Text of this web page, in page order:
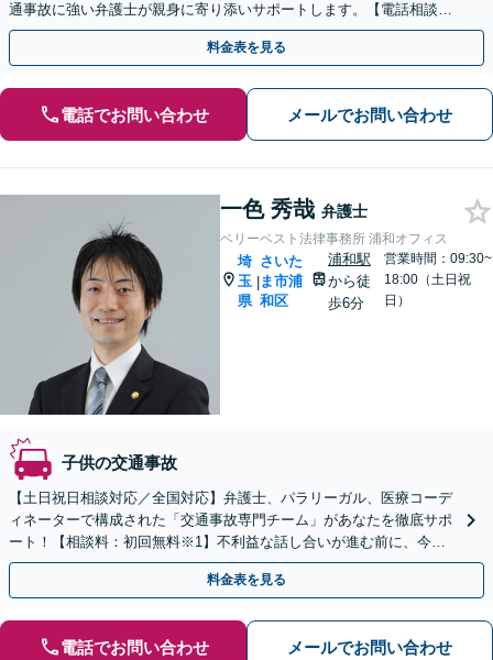
通事故に強い弁護士が親身に寄り添いサポートします。【電話相談で
ご契約まで対応可/来所不要】
料金表を見る
電話でお問い合わせ メールでお問い合わせ
一色 秀哉 弁護士
ベリーベスト法律事務所 浦和オフィス
埼
玉
県
|
さいた
ま市浦
和区
浦和駅
から徒
歩6分
営業時間：09:30~
18:00（土日祝
日）
子供の交通事故
【土日祝日相談対応／全国対応】弁護士、パラリーガル、医療コーデ
ィネーターで構成された「交通事故専門チーム」があなたを徹底サポ
ート！【相談料：初回無料※1】不利益な話し合いが進む前に、今す
ぐ相談！
料金表を見る
電話でお問い合わせ メールでお問い合わせ